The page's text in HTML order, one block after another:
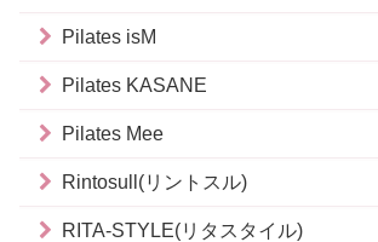
Pilates isM
Pilates KASANE
Pilates Mee
Rintosull(リントスル)
RITA-STYLE(リタスタイル)